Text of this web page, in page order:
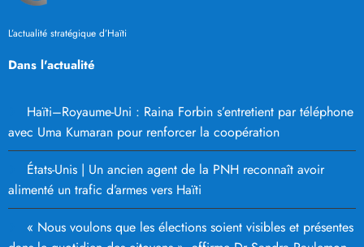
L’actualité stratégique d’Haïti
Dans l'actualité
Haïti–Royaume-Uni : Raina Forbin s’entretient par téléphone
avec Uma Kumaran pour renforcer la coopération
États-Unis | Un ancien agent de la PNH reconnaît avoir
alimenté un trafic d’armes vers Haïti
« Nous voulons que les élections soient visibles et présentes